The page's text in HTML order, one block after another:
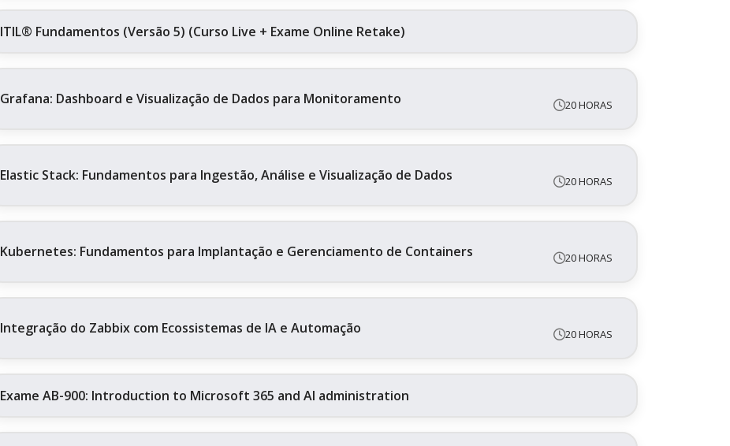
ITIL® Fundamentos (Versão 5) (Curso Live + Exame Online Retake)
Grafana: Dashboard e Visualização de Dados para Monitoramento 20 HORAS
Elastic Stack: Fundamentos para Ingestão, Análise e Visualização de Dados 20 HORAS
Kubernetes: Fundamentos para Implantação e Gerenciamento de Containers 20 HORAS
Integração do Zabbix com Ecossistemas de IA e Automação 20 HORAS
Exame AB-900: Introduction to Microsoft 365 and AI administration